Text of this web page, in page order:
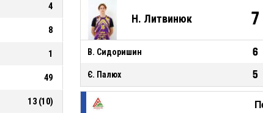
4
8
1
49
13 (10)
Н. Литвинюк 7
В. Сидоришин 6
Є. Палюх 5